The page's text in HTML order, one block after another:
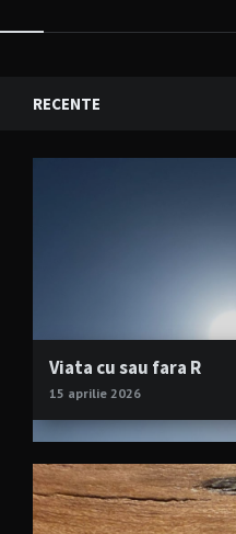
RECENTE
Viata cu sau fara R
15 aprilie 2026